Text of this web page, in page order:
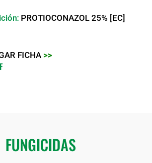
PROTIOCONAZOL 25% [EC]
FICHA >>
FUNGICIDAS